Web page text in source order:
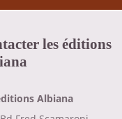
les éditions
Albiana